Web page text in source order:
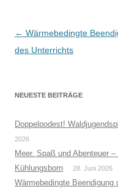
Beitrags-
Navigation
← Wärmebedingte
des Unterrichts
NEUESTE BEITRÄGE
Doppelpodest!
2026
Meer. Spaß und Abenteuer
Kühlungsborn
28. Juni 2026
Wärmebedingte